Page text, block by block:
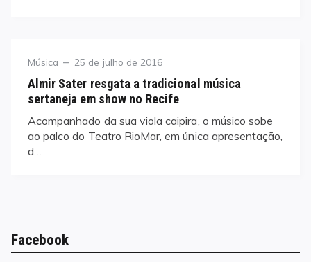
Category
Música
Posted
25 de julho de 2016
Almir Sater resgata a tradicional música
sertaneja em show no Recife
Acompanhado da sua viola caipira, o músico sobe
ao palco do Teatro RioMar, em única apresentação,
d…
Facebook